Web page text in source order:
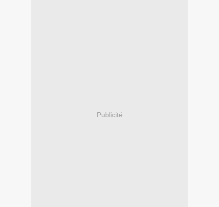
Publicité